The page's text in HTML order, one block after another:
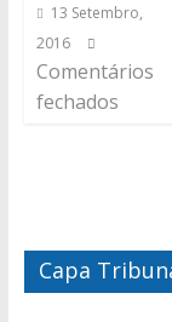
13 Setembro,
2016
Comentários
fechados
Capa